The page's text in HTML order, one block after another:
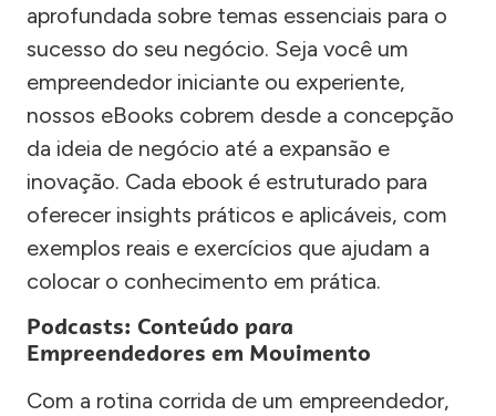
aprofundada sobre temas essenciais para o
sucesso do seu negócio. Seja você um
empreendedor iniciante ou experiente,
nossos eBooks cobrem desde a concepção
da ideia de negócio até a expansão e
inovação. Cada ebook é estruturado para
oferecer insights práticos e aplicáveis, com
exemplos reais e exercícios que ajudam a
colocar o conhecimento em prática.
Podcasts: Conteúdo para
Empreendedores em Movimento
Com a rotina corrida de um empreendedor,